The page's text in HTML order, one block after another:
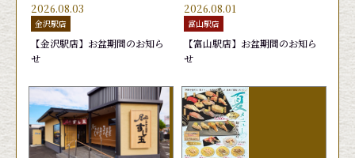
165円
きゅ
165円
220円
ゆで
220円
165円
165円
2026.08.03
金沢駅店
【金沢駅店】お盆期間のお知ら
せ
2026.08.01
富山駅店
【富山駅店】お盆期間のお知ら
せ